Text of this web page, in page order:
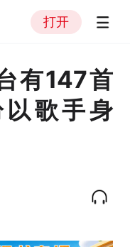
打开
有147首
歌手身